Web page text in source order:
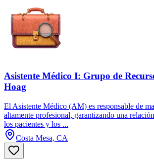
Asistente Médico I: Grupo de
Hoag
El Asistente Médico (AM) es responsable de
altamente profesional, garantizando una
los pacientes y los ...
Costa Mesa, CA